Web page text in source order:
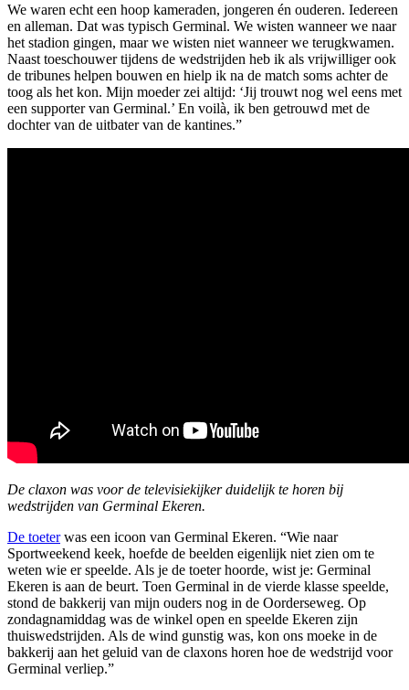
We waren echt een hoop kameraden, jongeren én ouderen. Iedereen
en alleman. Dat was typisch Germinal. We wisten wanneer we naar
het stadion gingen, maar we wisten niet wanneer we terugkwamen.
Naast toeschouwer tijdens de wedstrijden heb ik als vrijwilliger ook
de tribunes helpen bouwen en hielp ik na de match soms achter de
toog als het kon. Mijn moeder zei altijd: ‘Jij trouwt nog wel eens met
een supporter van Germinal.’ En voilà, ik ben getrouwd met de
dochter van de uitbater van de kantines.”
De claxon was voor de televisiekijker duidelijk te horen bij
wedstrijden van Germinal Ekeren.
De toeterwas een icoon van Germinal Ekeren. “Wie naar
Sportweekend keek, hoefde de beelden eigenlijk niet zien om te
weten wie er speelde. Als je de toeter hoorde, wist je: Germinal
Ekeren is aan de beurt. Toen Germinal in de vierde klasse speelde,
stond de bakkerij van mijn ouders nog in de Oorderseweg. Op
zondagnamiddag was de winkel open en speelde Ekeren zijn
thuiswedstrijden. Als de wind gunstig was, kon ons moeke in de
bakkerij aan het geluid van de claxons horen hoe de wedstrijd voor
Germinal verliep.”